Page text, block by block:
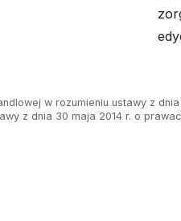
w rozumieniu ustawy z
z dnia 30 maja 2014 r. o